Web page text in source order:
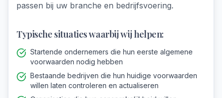
passen bij uw branche en bedrijfsvoering.
Typische situaties waarbij wij helpen:
Startende ondernemers die hun eerste algemene
voorwaarden nodig hebben
Bestaande bedrijven die hun huidige voorwaarden
willen laten controleren en actualiseren